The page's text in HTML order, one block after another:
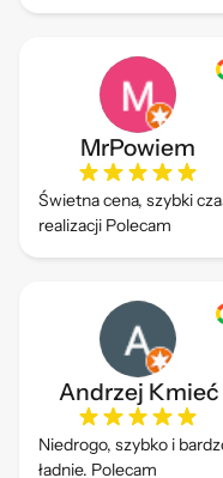
drukuje.
MrPowiem
Świetna cena, szybki
realizacji Polecam
Andrzej Kmieć
Niedrogo, szybko i
ładnie. Polecam